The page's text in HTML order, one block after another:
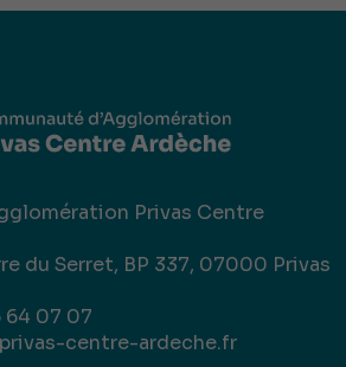
Privas Centre
du Serret, BP 337, 07000 Privas
64 07 07
centre-ardeche.fr